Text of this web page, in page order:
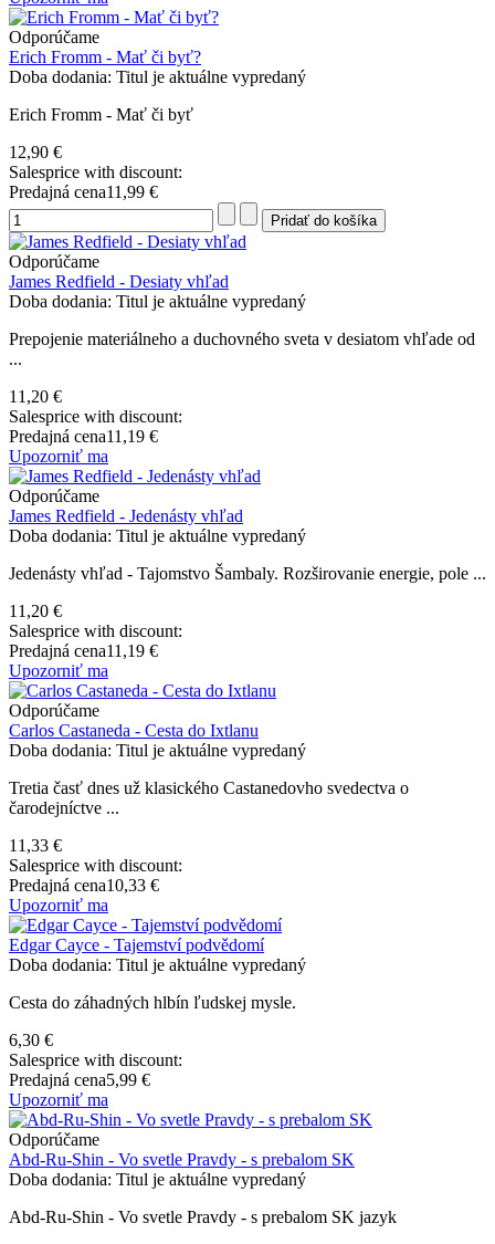
Odporúčame
Erich Fromm - Mať či byť?
Doba dodania: Titul je aktuálne vypredaný
Erich Fromm - Mať či byť
12,90 €
Salesprice with discount:
Predajná cena11,99 €
Odporúčame
James Redfield - Desiaty vhľad
Doba dodania: Titul je aktuálne vypredaný
Prepojenie materiálneho a duchovného sveta v desiatom vhľade od
...
11,20 €
Salesprice with discount:
Predajná cena11,19 €
Upozorniť ma
Odporúčame
James Redfield - Jedenásty vhľad
Doba dodania: Titul je aktuálne vypredaný
Jedenásty vhľad - Tajomstvo Šambaly. Rozširovanie energie, pole ...
11,20 €
Salesprice with discount:
Predajná cena11,19 €
Upozorniť ma
Odporúčame
Carlos Castaneda - Cesta do Ixtlanu
Doba dodania: Titul je aktuálne vypredaný
Tretia časť dnes už klasického Castanedovho svedectva o
čarodejníctve ...
11,33 €
Salesprice with discount:
Predajná cena10,33 €
Upozorniť ma
Edgar Cayce - Tajemství podvědomí
Doba dodania: Titul je aktuálne vypredaný
Cesta do záhadných hlbín ľudskej mysle.
6,30 €
Salesprice with discount:
Predajná cena5,99 €
Upozorniť ma
Odporúčame
Abd-Ru-Shin - Vo svetle Pravdy - s prebalom SK
Doba dodania: Titul je aktuálne vypredaný
Abd-Ru-Shin - Vo svetle Pravdy - s prebalom SK jazyk